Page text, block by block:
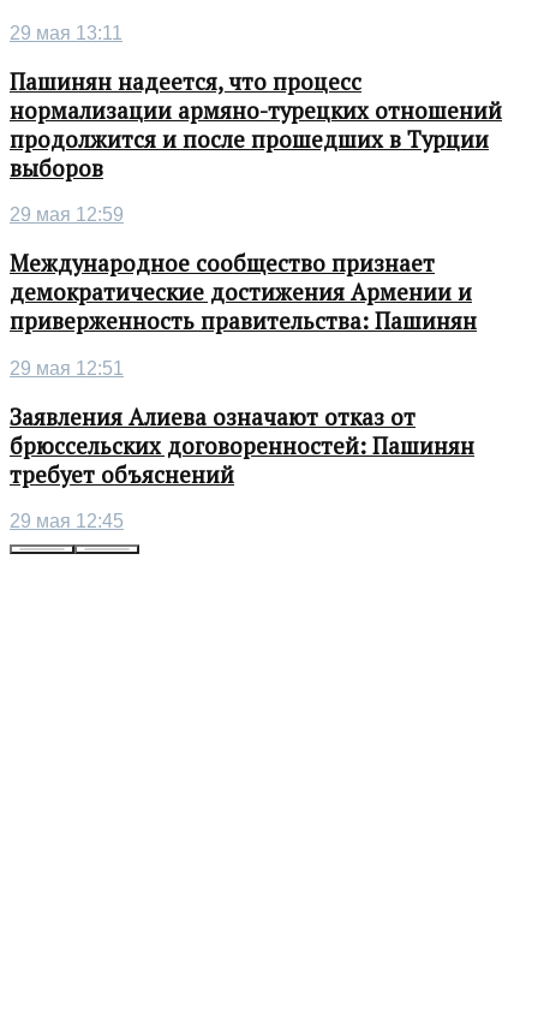
29 мая 13:11
Пашинян надеется, что процесс
нормализации армяно-турецких отношений
продолжится и после прошедших в Турции
выборов
29 мая 12:59
Международное сообщество признает
демократические достижения Армении и
приверженность правительства: Пашинян
29 мая 12:51
Заявления Алиева означают отказ от
брюссельских договоренностей: Пашинян
требует объяснений
29 мая 12:45